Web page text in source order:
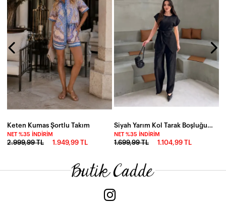
Keten Kumas Şortlu Takım
NET %35 İNDIRIM
2.999,99 TL 1.949,99 TL
Siyah Yarım Kol Tarak Boşluğu Takım
NET %35 İNDIRIM
1.699,99 TL 1.104,99 TL